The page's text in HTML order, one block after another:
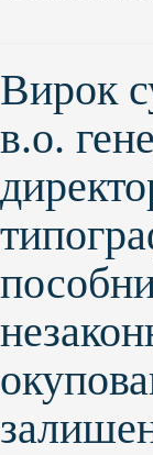
Вирок
в.о.